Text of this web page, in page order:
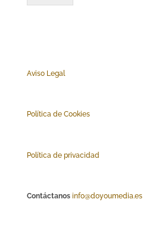
Aviso Legal
Política de Cookies
Política de privacidad
Contáctanos info@doyoumedia.es